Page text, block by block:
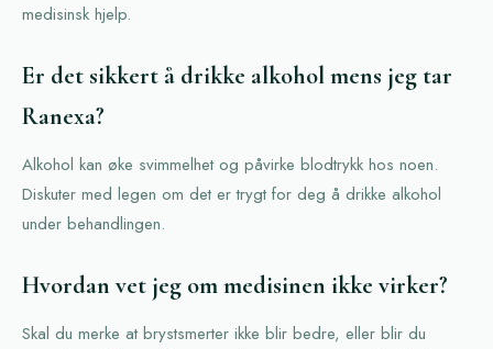
medisinsk hjelp.
Er det sikkert å drikke alkohol mens jeg tar
Ranexa?
Alkohol kan øke svimmelhet og påvirke blodtrykk hos noen.
Diskuter med legen om det er trygt for deg å drikke alkohol
under behandlingen.
Hvordan vet jeg om medisinen ikke virker?
Skal du merke at brystsmerter ikke blir bedre, eller blir du